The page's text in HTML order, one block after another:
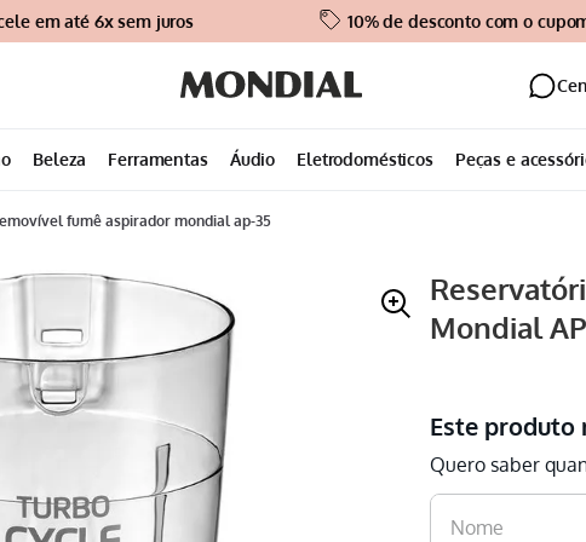
em até 6x sem juros 10% de desconto com o
Beleza Ferramentas Áudio Eletrodomésticos Peças e
fumê aspirador mondial ap-35
Mondial
Este produto
Quero saber